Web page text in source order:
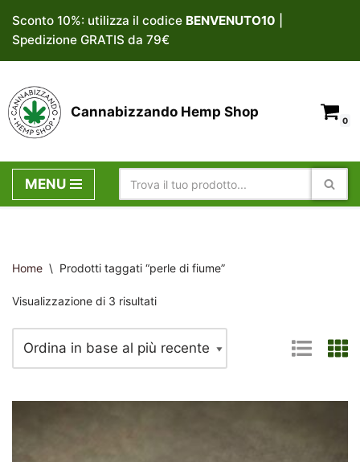
Vai
al
contenuto
Sconto 10%: utilizza il codice BENVENUTO10
Spedizione GRATIS da 79€
Cannabizzando Hemp Shop
0
MENU
Home \ Prodotti taggati “perle di fiume”
Visualizzazione di 3 risultati